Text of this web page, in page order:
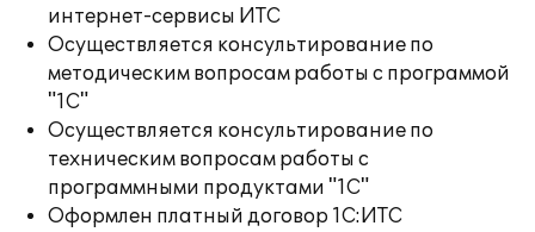
интернет-сервисы ИТС
Осуществляется консультирование по
методическим вопросам работы с программой
"1С"
Осуществляется консультирование по
техническим вопросам работы с
программными продуктами "1С"
Оформлен платный договор 1С:ИТС